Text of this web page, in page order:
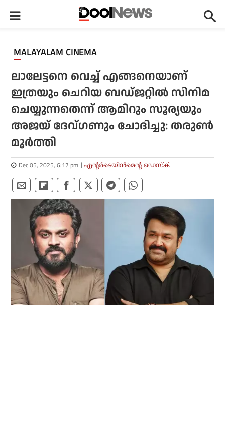
MALAYALAM CINEMA
ലാലേട്ടനെ വെച്ച് എങ്ങനെയാണ്
ഇത്രയും ചെറിയ ബഡ്ജറ്റില്‍ സിനിമ
ചെയ്യുന്നതെന്ന് ആമിറും സൂര്യയും
അജയ് ദേവ്ഗണും ചോദിച്ചു: തരുണ്‍
മൂര്‍ത്തി
Dec 05, 2025, 6:17 pm എന്റര്‍ടെയിന്‍മെന്റ് ഡെസ്‌ക്